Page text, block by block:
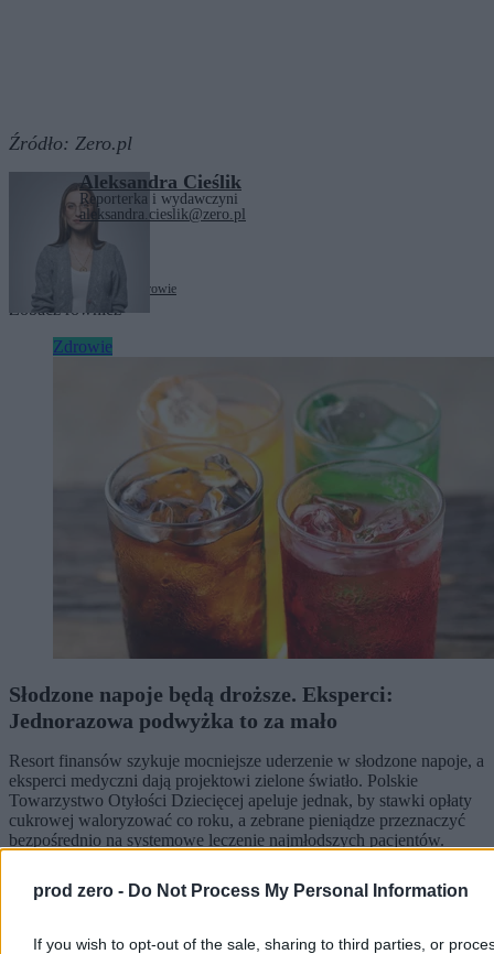
prod zero - Do Not Process My Personal Information
If you wish to opt-out of the sale, sharing to third parties, or
Źródło: Zero.pl
Aleksandra Cieślik
Reporterka i wydawczyni
aleksandra.cieslik@zero.pl
zdrowie
Zobacz również
Zdrowie
Słodzone napoje będą droższe. Eksperci:
Jednorazowa podwyżka to za mało
Resort finansów szykuje mocniejsze uderzenie w słodzone napoje, a
eksperci medyczni dają projektowi zielone światło. Polskie
Towarzystwo Otyłości Dziecięcej apeluje jednak, by stawki opłaty
cukrowej waloryzować co roku, a zebrane pieniądze przeznaczyć
bezpośrednio na systemowe leczenie najmłodszych pacjentów.
Dzisiaj 13:56